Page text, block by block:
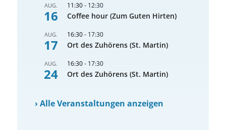
AUG.
16
11:30- 12:30
Coffee hour (Zum Guten Hirten)
AUG.
17
16:30- 17:30
Ort des Zuhörens (St. Martin)
AUG.
24
16:30- 17:30
Ort des Zuhörens (St. Martin)
›Alle Veranstaltungen anzeigen